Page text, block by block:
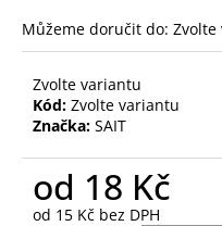
Můžeme doručit do: Zvolte
Zvolte variantu
Kód: Zvolte variantu
Značka: SAIT
od 18 Kč
od 15 Kč bez DPH
e
m
e